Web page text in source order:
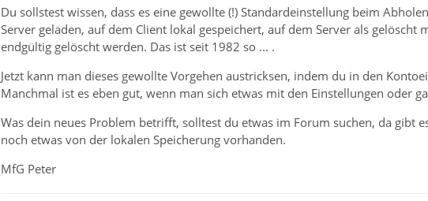
Du sollstest wissen, dass es eine gewollte (!) Standardeinstellung beim
Server geladen, auf dem Client lokal gespeichert, auf dem Server als
endgültig gelöscht werden. Das ist seit 1982 so ... .
Jetzt kann man dieses gewollte Vorgehen austricksen, indem du in den
Manchmal ist es eben gut, wenn man sich etwas mit den Einstellungen oder
Was dein neues Problem betrifft, solltest du etwas im Forum suchen, da gibt
noch etwas von der lokalen Speicherung vorhanden.
MfG Peter